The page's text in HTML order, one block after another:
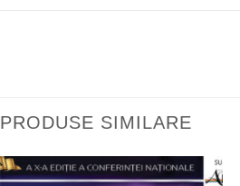
PRODUSE SIMILARE